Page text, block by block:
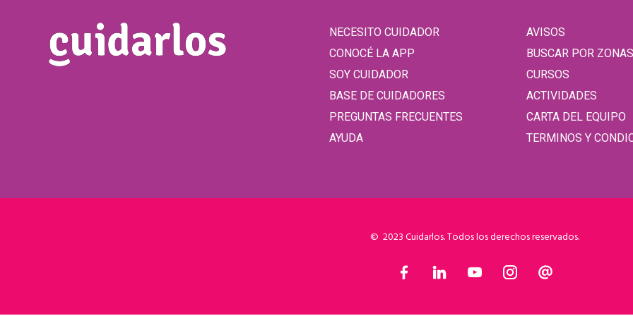
NECESITO CUIDADOR
CONOCÉ LA APP
SOY CUIDADOR
BASE DE CUIDADORES
PREGUNTAS FRECUENTES
AYUDA
AVISOS
BUSCAR POR ZONAS
CURSOS
ACTIVIDADES
CARTA DEL EQUIPO
TERMINOS Y
© 2023 Cuidarlos. Todos los derechos reservados.